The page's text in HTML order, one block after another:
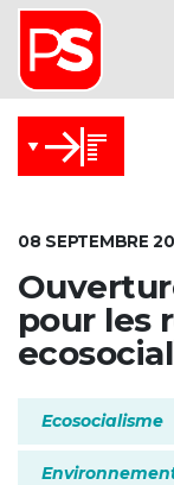
08 SEPTEMBRE
pour les
Ecosocialisme